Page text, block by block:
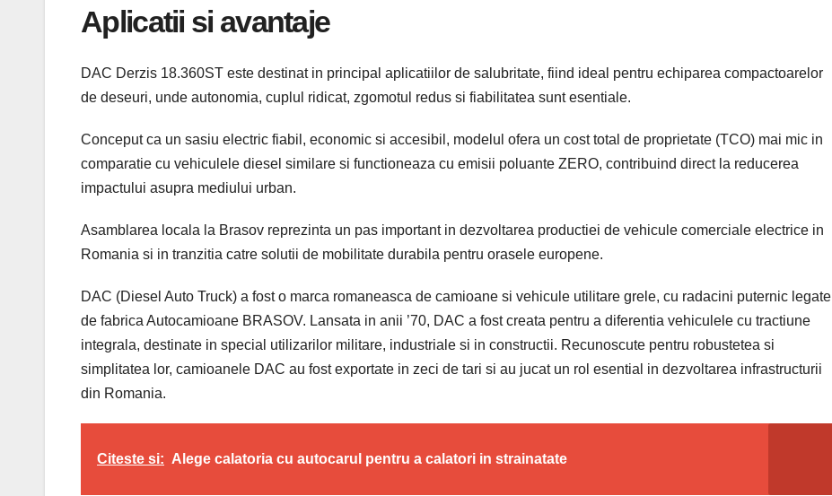
Aplicatii si avantaje
DAC Derzis 18.360ST este destinat in principal aplicatiilor de salubritate, fiind ideal pentru echiparea compactoarelor
de deseuri, unde autonomia, cuplul ridicat, zgomotul redus si fiabilitatea sunt esentiale.
Conceput ca un sasiu electric fiabil, economic si accesibil, modelul ofera un cost total de proprietate (TCO) mai mic in
comparatie cu vehiculele diesel similare si functioneaza cu emisii poluante ZERO, contribuind direct la reducerea
impactului asupra mediului urban.
Asamblarea locala la Brasov reprezinta un pas important in dezvoltarea productiei de vehicule comerciale electrice in
Romania si in tranzitia catre solutii de mobilitate durabila pentru orasele europene.
DAC (Diesel Auto Truck) a fost o marca romaneasca de camioane si vehicule utilitare grele, cu radacini puternic legate
de fabrica Autocamioane BRASOV. Lansata in anii ’70, DAC a fost creata pentru a diferentia vehiculele cu tractiune
integrala, destinate in special utilizarilor militare, industriale si in constructii. Recunoscute pentru robustetea si
simplitatea lor, camioanele DAC au fost exportate in zeci de tari si au jucat un rol esential in dezvoltarea infrastructurii
din Romania.
Citeste si: Alege calatoria cu autocarul pentru a calatori in strainatate